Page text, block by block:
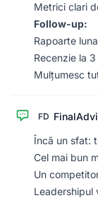
Metrici clari
Follow-up:
Rapoarte
Recenzie la
Mulțumesc
FD
Încă un sfat:
Cel mai bun
Un
Leadershipul